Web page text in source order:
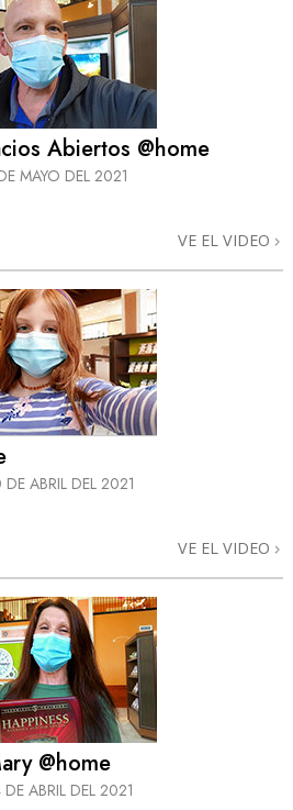
Abiertos @home
MAYO DEL 2021
VE EL VIDEO
ABRIL DEL 2021
VE EL VIDEO
@home
ABRIL DEL 2021